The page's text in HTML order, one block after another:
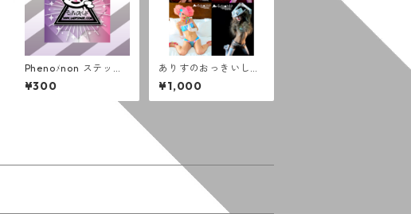
Phenoﾒnon ステッカ
ー
¥300
ありすのおっきいしゃ
しん 009-012
¥1,000